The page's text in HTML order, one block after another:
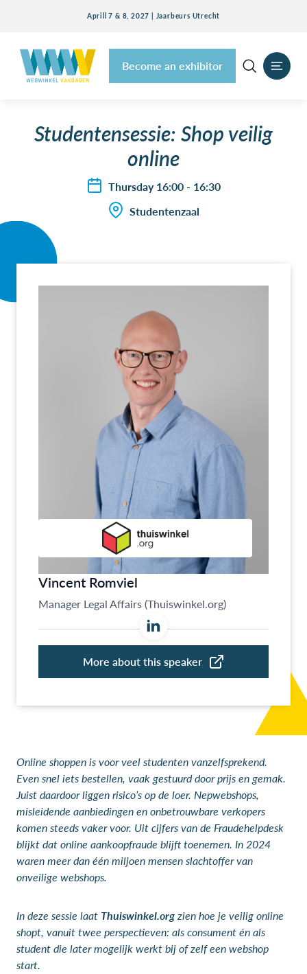
Aprill 7 & 8, 2027 | Jaarbeurs Utrecht
Become an exhibitor
Studentensessie: Shop veilig
online
Thursday 16:00 - 16:30
Studentenzaal
Online shoppen is voor veel studenten vanzelfsprekend.
Even snel iets bestellen, vaak gestuurd door prijs en gemak.
Juist daardoor liggen risico’s op de loer. Nepwebshops,
misleidende aanbiedingen en onbetrouwbare verkopers
komen steeds vaker voor. Uit cijfers van de Fraudehelpdesk
blijkt dat online aankoopfraude blijft toenemen. In 2024
waren meer dan één miljoen mensen slachtoffer van
onveilige webshops.
In deze sessie laat Thuiswinkel.orgzien hoe je veilig online
shopt, vanuit twee perspectieven: als consument én als
student die later mogelijk werkt bij of zelf een webshop
start.